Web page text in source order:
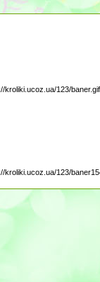
123/
123/